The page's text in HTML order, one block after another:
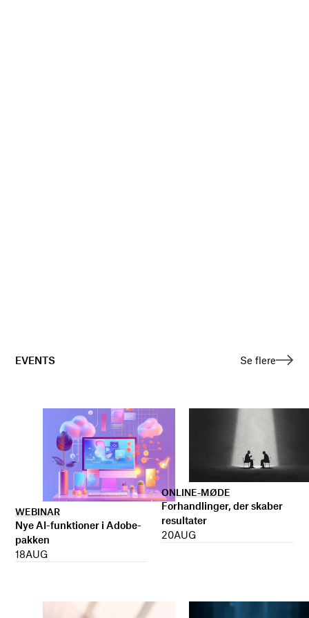
EVENTS Se flere
WEBINAR
Nye AI-funktioner i Adobe-
pakken
18AUG
ONLINE-MØDE
Forhandlinger, der skaber
resultater
20AUG